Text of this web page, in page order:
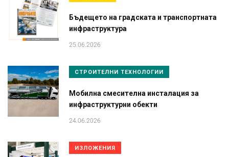
Бъдещето на градската и транспортната
инфраструктура
25.06.2026
СТРОИТЕЛНИ ТЕХНОЛОГИИ
Мобилна смесителна инсталация за
инфраструктурни обекти
24.06.2026
ИЗЛОЖЕНИЯ